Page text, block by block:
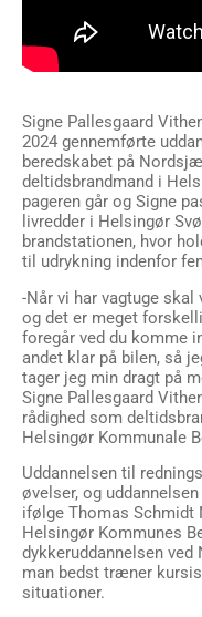
Signe Pallesgaard
2024 gennemførte
beredskabet på
deltidsbrandmand i
pageren går og Signe
livredder i Helsingør
brandstationen, hvor
til udrykning indenfor
-Når vi har vagtuge
og det er meget
foregår ved du komme
andet klar på bilen, så
tager jeg min dragt på
Signe Pallesgaard
rådighed som
Helsingør Kommunale
Uddannelsen til
øvelser, og
ifølge Thomas Schmidt
Helsingør Kommunes
dykkeruddannelsen
man bedst træner
situationer.